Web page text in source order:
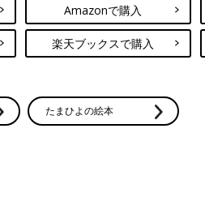
Amazonで購入
楽天ブックスで購入
たまひよの絵本